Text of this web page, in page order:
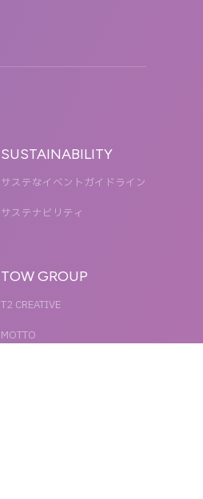
SUSTAINABILITY
サステなイベントガイドライン
サステナビリティ
TOW GROUP
T2 CREATIVE
MOTTO